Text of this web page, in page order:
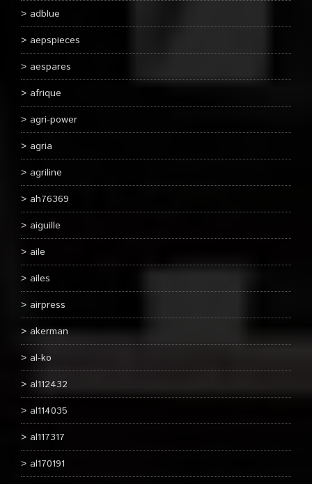
adblue
aepspieces
aespares
afrique
agri-power
agria
agriline
ah76369
aiguille
aile
ailes
airpress
akerman
al-ko
al112432
al114035
al117317
al170191